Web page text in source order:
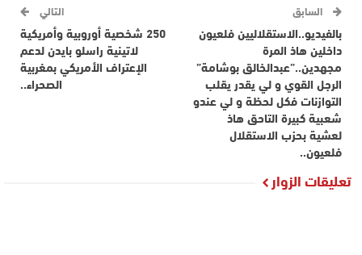
السابق
بالفيديو..الاستقلاليين فلعيون
داخلين هاذ المرة
مجهدين..”عبدالخالق بوشامة”
الرجل القوي و لي يقدر يقلب
التوازنات فكل لحظة و لي عندو
شعبية كبيرة التاحق هاذ
لعشية بحزب الاستقلال
فلعيون..
التالي
250 شخصية أوروبية وأمريكية
لاتينية راسلو بايدن لدعم
الإعتراف الأمريكي بمغربية
الصحراء..
تعليقات الزوار